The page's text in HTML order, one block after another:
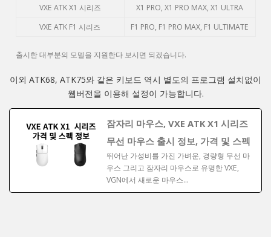
VXE ATK X1 시리즈
X1 PRO, X1 PRO MAX, X1 ULTRA
VXE ATK F1 시리즈
F1 PRO, F1 PRO MAX, F1 ULTIMATE
출시한 대부분의 모델을 지원한다 보시면 되겠습니다.
이외 ATK68, ATK75와 같은 키보드 역시 별도의 프로그램 설치없이
웹버전을 이용해 설정이 가능합니다.
잠자리 마우스, VXE ATK X1 시리즈
무선 마우스 출시 정보, 가격 및 스펙
뛰어난 가성비를 가진 가벼운, 경량형 무선 마
우스 그리고 잠자리 마우스로 유명한 VXE,
VGN에서 새로운 마우스…